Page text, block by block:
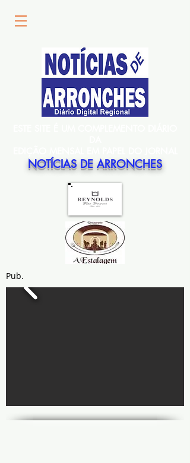
NOTÍCIAS DE ARRONCHES
Pub.